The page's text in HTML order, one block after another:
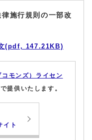
施行規則の一部改
(pdf, 147.21KB)
モンズ）ライセン
で提供いたします。
イト